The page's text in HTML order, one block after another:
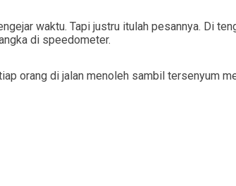
waktu. Tapi justru itulah pesannya. Di
di speedometer.
orang di jalan menoleh sambil tersenyum